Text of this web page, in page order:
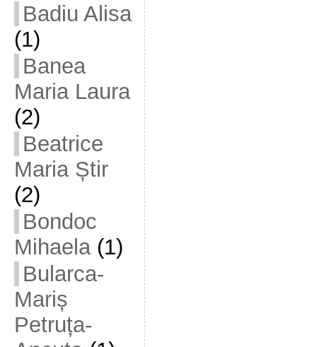
Badiu Alisa
(1)
Banea
Maria Laura
(2)
Beatrice
Maria Știr
(2)
Bondoc
Mihaela(1)
Bularca-
Mariș
Petruța-